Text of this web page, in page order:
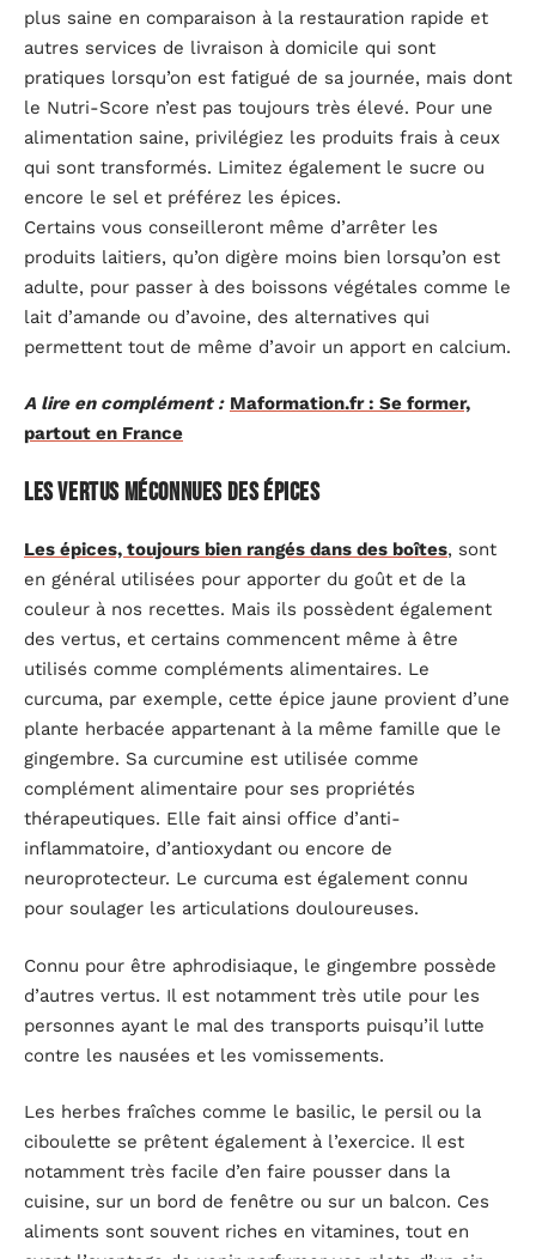
plus saine en comparaison à la restauration rapide et
autres services de livraison à domicile qui sont
pratiques lorsqu’on est fatigué de sa journée, mais dont
le Nutri-Score n’est pas toujours très élevé. Pour une
alimentation saine, privilégiez les produits frais à ceux
qui sont transformés. Limitez également le sucre ou
encore le sel et préférez les épices.
Certains vous conseilleront même d’arrêter les
produits laitiers, qu’on digère moins bien lorsqu’on est
adulte, pour passer à des boissons végétales comme le
lait d’amande ou d’avoine, des alternatives qui
permettent tout de même d’avoir un apport en calcium.
A lire en complément : Maformation.fr : Se former,
partout en France
Les vertus méconnues des épices
Les épices, toujours bien rangés dans des boîtes, sont
en général utilisées pour apporter du goût et de la
couleur à nos recettes. Mais ils possèdent également
des vertus, et certains commencent même à être
utilisés comme compléments alimentaires. Le
curcuma, par exemple, cette épice jaune provient d’une
plante herbacée appartenant à la même famille que le
gingembre. Sa curcumine est utilisée comme
complément alimentaire pour ses propriétés
thérapeutiques. Elle fait ainsi office d’anti-
inflammatoire, d’antioxydant ou encore de
neuroprotecteur. Le curcuma est également connu
pour soulager les articulations douloureuses.
Connu pour être aphrodisiaque, le gingembre possède
d’autres vertus. Il est notamment très utile pour les
personnes ayant le mal des transports puisqu’il lutte
contre les nausées et les vomissements.
Les herbes fraîches comme le basilic, le persil ou la
ciboulette se prêtent également à l’exercice. Il est
notamment très facile d’en faire pousser dans la
cuisine, sur un bord de fenêtre ou sur un balcon. Ces
aliments sont souvent riches en vitamines, tout en